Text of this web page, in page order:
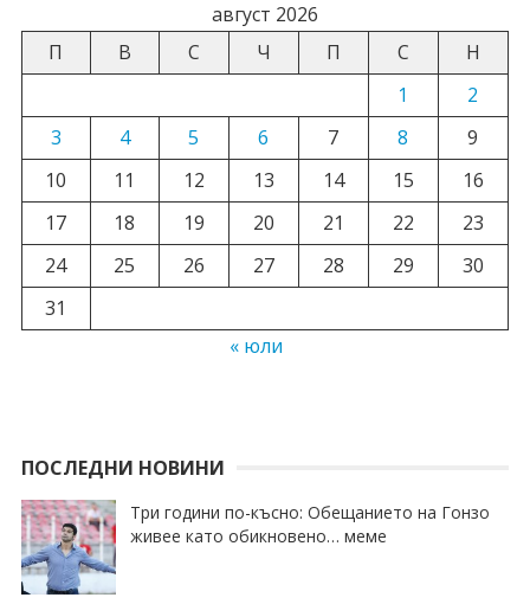
август 2026
П
В С Ч П С
Н
1
2
3
4 5 6 7 8
9
10
11 12 13 14 15
16
17
18 19 20 21 22
23
24
25 26 27 28 29
30
31
« юли
ПОСЛЕДНИ НОВИНИ
Три години по-късно: Обещанието на Гонзо
живее като обикновено… меме